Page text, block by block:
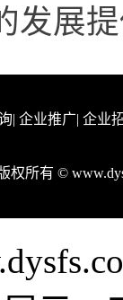
发展
| 企业推广| 企业
权所有 ©